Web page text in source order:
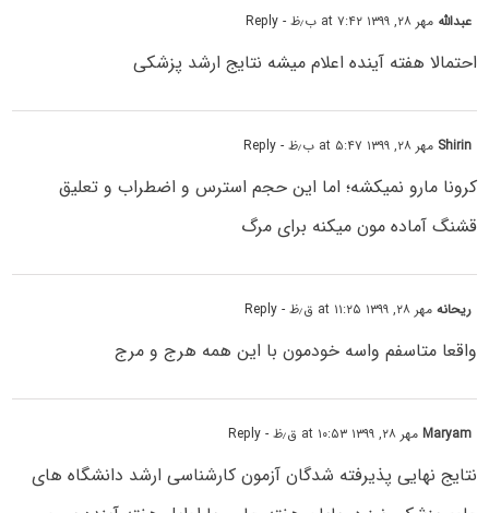
عبدالله مهر ۲۸, ۱۳۹۹ at ۷:۴۲ ب٫ظ - Reply
احتمالا هفته آینده اعلام میشه نتایج ارشد پزشکی
Shirin مهر ۲۸, ۱۳۹۹ at ۵:۴۷ ب٫ظ - Reply
کرونا مارو نمیکشه؛ اما این حجم استرس و اضطراب و تعلیق
قشنگ آماده مون میکنه برای مرگ
ریحانهمهر ۲۸, ۱۳۹۹ at ۱۱:۲۵ ق٫ظ - Reply
واقعا متاسفم واسه خودمون با این همه هرج و مرج
Maryamمهر ۲۸, ۱۳۹۹ at ۱۰:۵۳ ق٫ظ - Reply
نتایج نهایی پذیرفته شدگان آزمون کارشناسی ارشد دانشگاه های